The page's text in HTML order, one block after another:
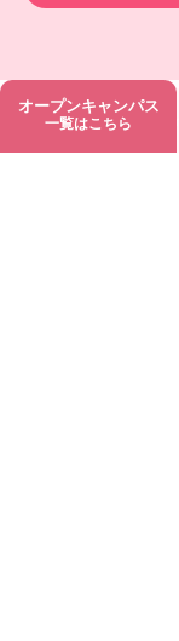
オープンキャンパス
一覧はこちら
©Fukuoka